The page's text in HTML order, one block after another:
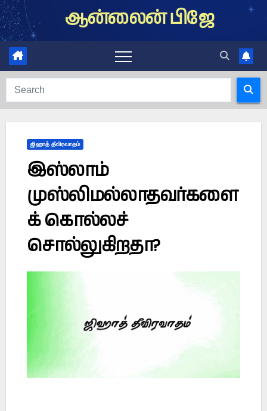
Skip
to
content
ஆன்லைன் பிஜே
ஜிஹாத் தீவிரவாதம்
இஸ்லாம்
முஸ்லிமல்லாதவர்களை
க் கொல்லச்
சொல்லுகிறதா?